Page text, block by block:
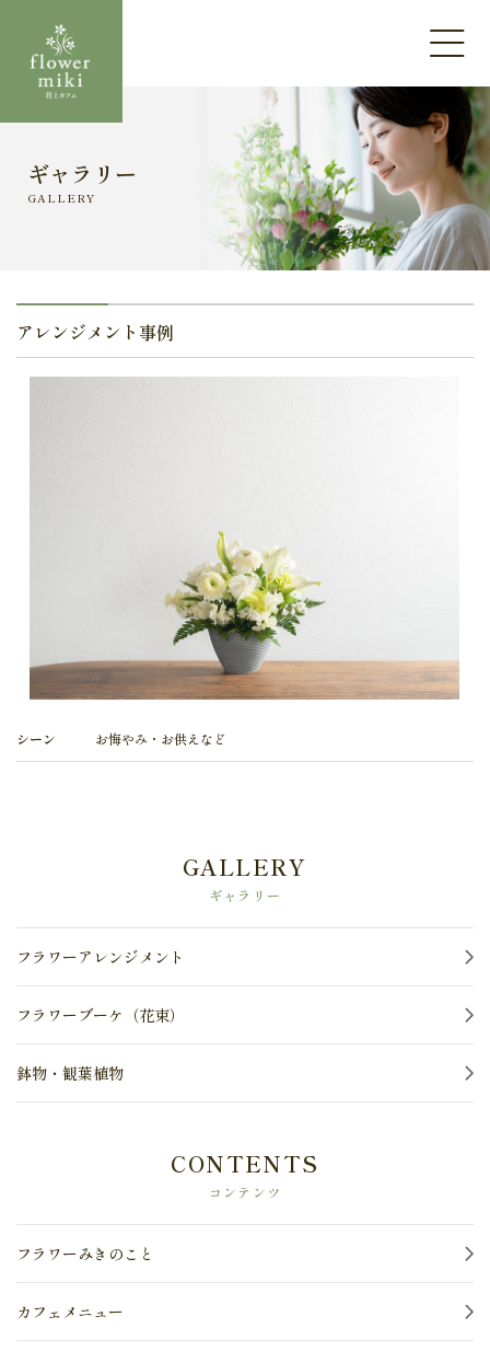
フラワーみきのこと
コミュニティスペース
アクセス・店舗情報
ダイアリー
ギャラリー
GALLERY
アレンジメント事例
シーン お悔やみ・お供えなど
GALLERY
ギャラリー
フラワーアレンジメント
フラワーブーケ（花束）
鉢物・観葉植物
CONTENTS
コンテンツ
フラワーみきのこと
カフェメニュー